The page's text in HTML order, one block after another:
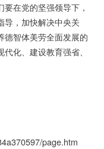
在党的坚强领导下，
导，加快解决中央关
德智体美劳全面发展的
化、建设教育强省、
page.htm